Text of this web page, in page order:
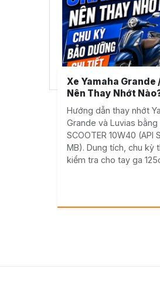
Xe Yamaha Grande
Nên Thay Nhớt
Kỳ Bảo Dưỡng Chi
Yamaha Grande /
Nên Thay Nhớt
Kỳ Bảo Dưỡng Chi
Hướng dẫn thay nhớt
Grande và Luvias bằng
SCOOTER 10W40 (API
MB). Dung tích, chu kỳ
kiểm tra cho tay ga